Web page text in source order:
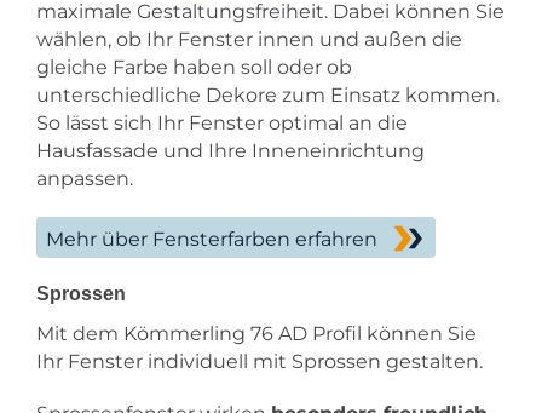
maximale Gestaltungsfreiheit. Dabei können Sie
wählen, ob Ihr Fenster innen und außen die
gleiche Farbe haben soll oder ob
unterschiedliche Dekore zum Einsatz kommen.
So lässt sich Ihr Fenster optimal an die
Hausfassade und Ihre Inneneinrichtung
anpassen.
Mehr über Fensterfarben erfahren
Sprossen
Mit dem Kömmerling 76 AD Profil können Sie
Ihr Fenster individuell mit Sprossen gestalten.